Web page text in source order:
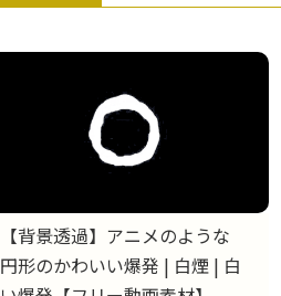
【背景透過】アニメのような
円形のかわいい爆発 | 白煙 | 白